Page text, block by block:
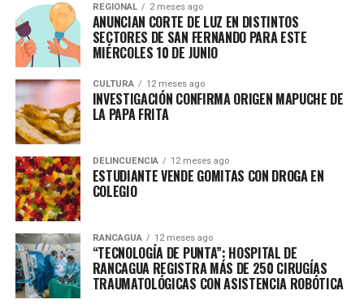
REGIONAL 2 meses ago
ANUNCIAN CORTE DE LUZ EN DISTINTOS
SECTORES DE SAN FERNANDO PARA ESTE
MIÉRCOLES 10 DE JUNIO
CULTURA 12 meses ago
INVESTIGACIÓN CONFIRMA ORIGEN MAPUCHE DE
LA PAPA FRITA
DELINCUENCIA 12 meses ago
ESTUDIANTE VENDE GOMITAS CON DROGA EN
COLEGIO
RANCAGUA 12 meses ago
“TECNOLOGÍA DE PUNTA”: HOSPITAL DE
RANCAGUA REGISTRA MÁS DE 250 CIRUGÍAS
TRAUMATOLÓGICAS CON ASISTENCIA ROBÓTICA